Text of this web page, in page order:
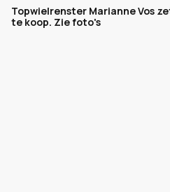
Topwielrenster Marianne Vos
te koop. Zie foto's